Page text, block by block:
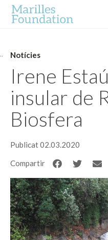
Notícies
Irene
insular de
Biosfera
Publicat 02.03.2020
Compartir